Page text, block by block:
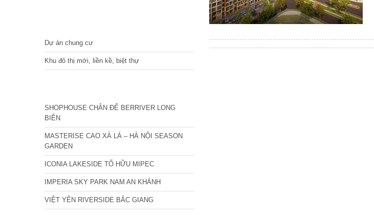
Dự án chung cư
Khu đô thị mới, liền kề, biệt thự
SHOPHOUSE CHÂN ĐẾ BERRIVER LONG
BIÊN
MASTERISE CAO XÀ LÁ – HÀ NỘI SEASON
GARDEN
ICONIA LAKESIDE TỐ HỮU MIPEC
IMPERIA SKY PARK NAM AN KHÁNH
VIỆT YÊN RIVERSIDE BẮC GIANG